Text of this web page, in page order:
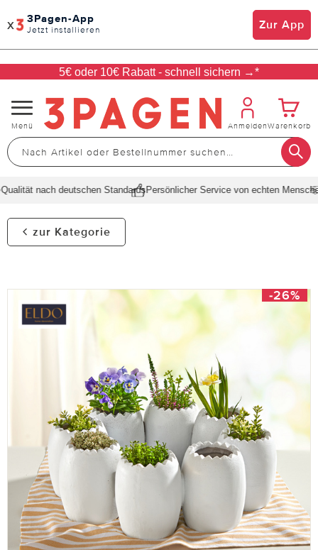
x 3Pagen-App
Jetzt installieren Zur App
5€ oder 10€ Rabatt - schnell sichern →*
Navigation
umschalten
Menü AnmeldenWarenkorb
nach deutschen StandardsPersönlicher Service von echten Menschen
zur Kategorie
-26%